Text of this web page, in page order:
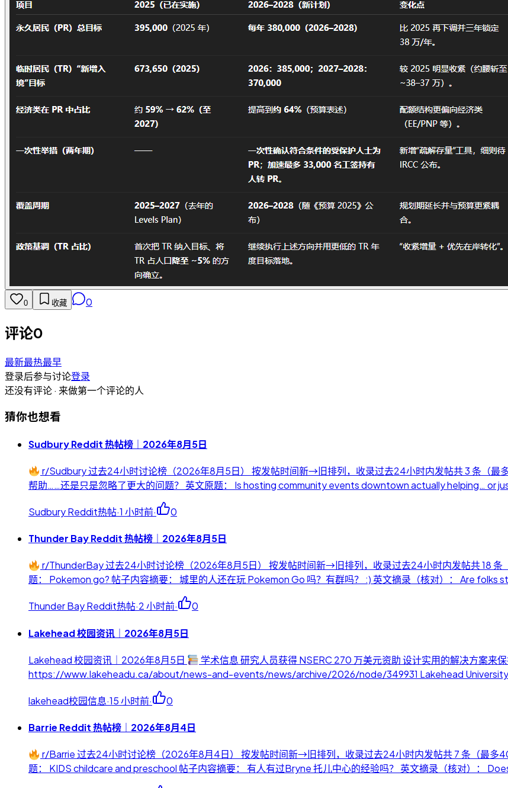
0 收藏 0
评论0
最新最热最早
登录后参与讨论登录
还没有评论 · 来做第一个评论的人
猜你也想看
Sudbury Reddit 热帖榜｜2026年8月5日
r/Sudbury 过去24小时讨论榜（2026年8月5日） 按发帖时间新→旧排列，收录过去24小时内发帖共 3 条（最
帮助……还是只是忽略了更大的问题？ 英文原题： Is hosting community events downtown actually helping… or
Sudbury Reddit热帖·1 小时前· 0
Thunder Bay Reddit 热帖榜｜2026年8月5日
r/ThunderBay 过去24小时讨论榜（2026年8月5日） 按发帖时间新→旧排列，收录过去24小时内发帖共 18 条
题： Pokemon go? 帖子内容摘要： 城里的人还在玩 Pokemon Go 吗？有群吗？ :) 英文摘录（核对）： Are folks
Thunder Bay Reddit热帖·2 小时前· 0
Lakehead 校园资讯｜2026年8月5日
Lakehead 校园资讯｜2026年8月5日
学术信息 研究人员获得 NSERC 270 万美元资助 设计实用的解决方案来保
https://www.lakeheadu.ca/about/news-and-events/news/archive/2026/node/349931 Lakehead University
lakehead校园信息·15 小时前· 0
Barrie Reddit 热帖榜｜2026年8月4日
r/Barrie 过去24小时讨论榜（2026年8月4日） 按发帖时间新→旧排列，收录过去24小时内发帖共 7 条（最多
题： KIDS childcare and preschool 帖子内容摘要： 有人有过Bryne 托儿中心的经验吗？ 英文摘录（核对）：